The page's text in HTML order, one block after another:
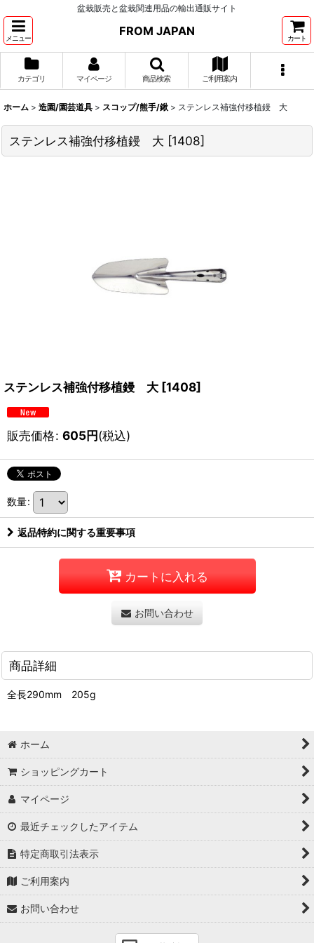
盆栽販売と盆栽関連用品の輸出通販サイト
メニュー
FROM JAPAN
カート
カテゴリ マイページ 商品検索 ご利用案内
ホーム > 造園/園芸道具 > スコップ/熊手/鍬 > ステンレス補強付移植鏝 大
ステンレス補強付移植鏝 大 [1408]
ステンレス補強付移植鏝 大 [1408]
販売価格: 605円(税込)
数量:
返品特約に関する重要事項
カートに入れる
お問い合わせ
商品詳細
全長290mm 205g
ホーム
ショッピングカート
マイページ
最近チェックしたアイテム
特定商取引法表示
ご利用案内
お問い合わせ